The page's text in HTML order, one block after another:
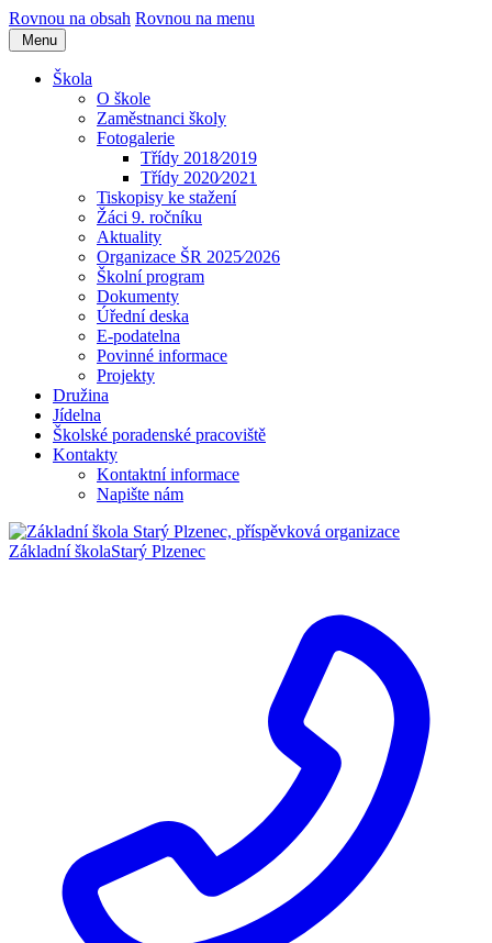
Rovnou na obsah Rovnou na menu
Menu
Škola
O škole
Zaměstnanci školy
Fotogalerie
Třídy 2018⁄2019
Třídy 2020⁄2021
Tiskopisy ke stažení
Žáci 9. ročníku
Aktuality
Organizace ŠR 2025⁄2026
Školní program
Dokumenty
Úřední deska
E-podatelna
Povinné informace
Projekty
Družina
Jídelna
Školské poradenské pracoviště
Kontakty
Kontaktní informace
Napište nám
Základní školaStarý Plzenec